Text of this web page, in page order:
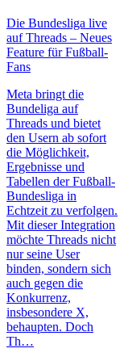
Die Bundesliga live
auf Threads – Neues
Feature für Fußball-
Fans
Meta bringt die
Bundeliga auf
Threads und bietet
den Usern ab sofort
die Möglichkeit,
Ergebnisse und
Tabellen der Fußball-
Bundesliga in
Echtzeit zu verfolgen.
Mit dieser Integration
möchte Threads nicht
nur seine User
binden, sondern sich
auch gegen die
Konkurrenz,
insbesondere X,
behaupten. Doch
Th…